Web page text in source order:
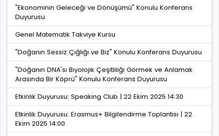
"Ekonominin Geleceği ve Dönüşümü" Konulu Konferans
Duyurusu
Genel Matematik Takviye Kursu
"Doğanın Sessiz Çığlığı ve Biz" Konulu Konferans Duyurusu
"Doğanın DNA'sı Biyolojik Çeşitliliği Görmek ve Anlamak
Arasında Bir Köprü" Konulu Konferans Duyurusu
Etkinlik Duyurusu: Speaking Club | 22 Ekim 2025 14:30
Etkinlik Duyurusu: Erasmus+ Bilgilendirme Toplantısı | 22
Ekim 2025 14:00